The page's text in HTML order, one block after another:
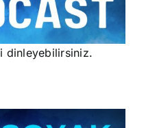
dinleyebilirsiniz.